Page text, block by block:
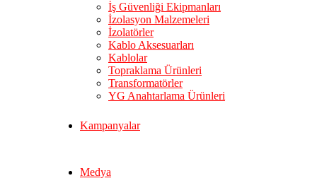
İş Güvenliği Ekipmanları
İzolasyon Malzemeleri
İzolatörler
Kablo Aksesuarları
Kablolar
Topraklama Ürünleri
Transformatörler
YG Anahtarlama Ürünleri
Kampanyalar
Medya